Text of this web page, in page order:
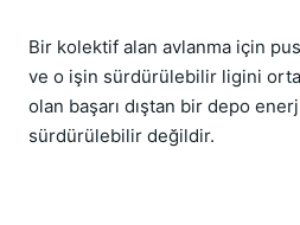
Bir kolektif alan avlanma için
ve o işin sürdürülebilir ligini
olan başarı dıştan bir depo
sürdürülebilir değildir.